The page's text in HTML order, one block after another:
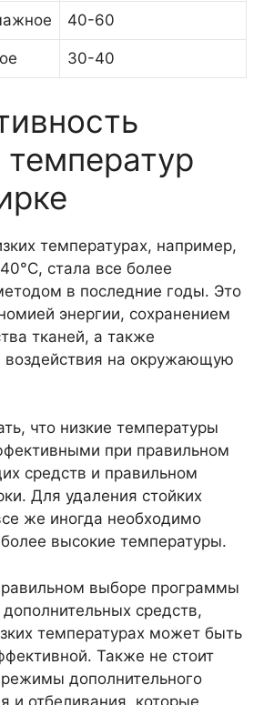
40-60
30-40
температур
температурах, например,
стала все более
в последние годы. Это
энергии, сохранением
тканей, а также
на окружающую
что низкие температуры
при правильном
средств и правильном
Для удаления стойких
же иногда необходимо
более высокие температуры.
выборе программы
средств,
температурах может быть
Также не стоит
дополнительного
и отбеливания, которые